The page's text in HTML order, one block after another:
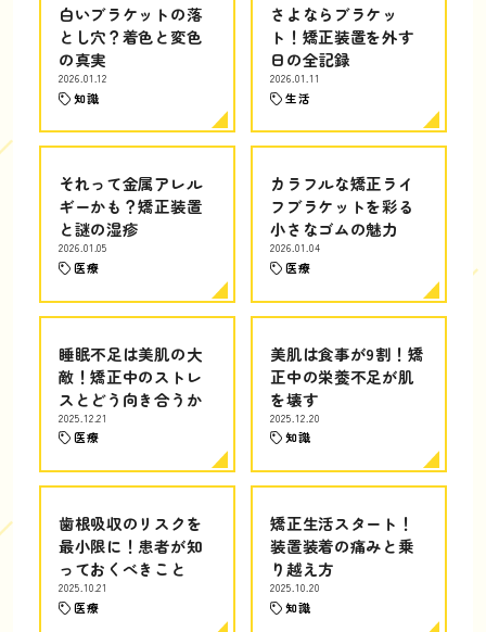
白いブラケットの落
とし穴？着色と変色
の真実
2026.01.12
知識
さよならブラケッ
ト！矯正装置を外す
日の全記録
2026.01.11
生活
それって金属アレル
ギーかも？矯正装置
と謎の湿疹
2026.01.05
医療
カラフルな矯正ライ
フブラケットを彩る
小さなゴムの魅力
2026.01.04
医療
睡眠不足は美肌の大
敵！矯正中のストレ
スとどう向き合うか
2025.12.21
医療
美肌は食事が9割！矯
正中の栄養不足が肌
を壊す
2025.12.20
知識
歯根吸収のリスクを
最小限に！患者が知
っておくべきこと
2025.10.21
医療
矯正生活スタート！
装置装着の痛みと乗
り越え方
2025.10.20
知識